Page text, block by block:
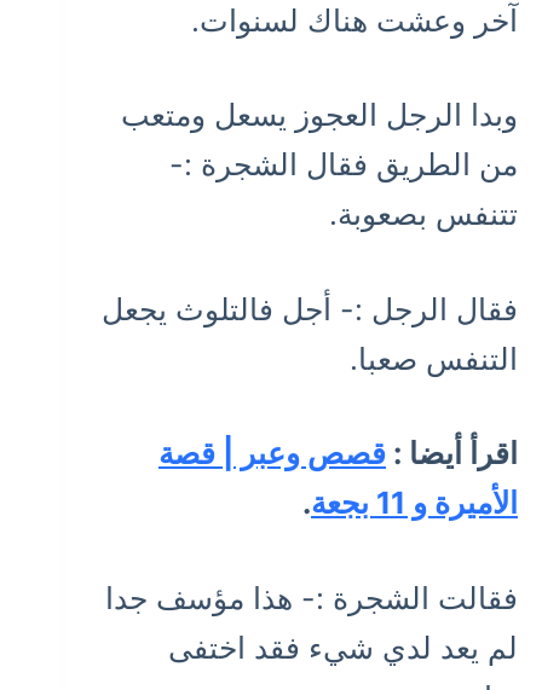
آخر وعشت هناك لسنوات.
وبدا الرجل العجوز يسعل ومتعب
من الطريق فقال الشجرة :-
تتنفس بصعوبة.
فقال الرجل :- أجل فالتلوث يجعل
التنفس صعبا.
اقرأ أيضا : قصص وعبر | قصة
الأميرة و 11 بجعة
.
فقالت الشجرة :- هذا مؤسف جدا
لم يعد لدي شيء فقد اختفى